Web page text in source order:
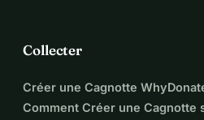
Collecter
Créer une Cagnotte
Comment Créer une Cagnotte